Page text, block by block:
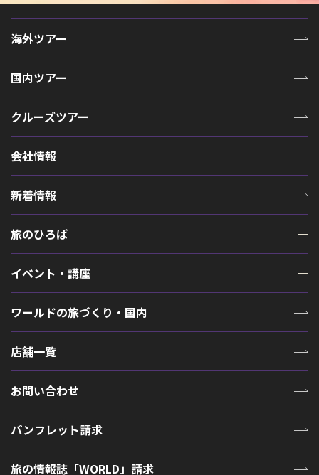
海外ツアー
国内ツアー
クルーズツアー
会社情報
新着情報
旅のひろば
イベント・講座
ワールドの旅づくり・国内
店舗一覧
お問い合わせ
パンフレット請求
旅の情報誌「WORLD」請求